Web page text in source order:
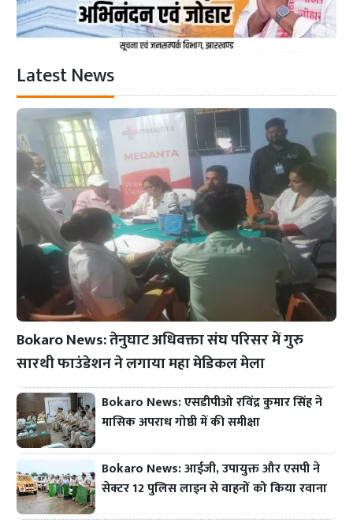
Latest News
Bokaro News: तेनुघाट अधिवक्ता संघ परिसर में गुरु
सारथी फाउंडेशन ने लगाया महा मेडिकल मेला
Bokaro News: एसडीपीओ रविंद्र कुमार सिंह ने
मासिक अपराध गोष्ठी में की समीक्षा
Bokaro News: आईजी, उपायुक्त और एसपी ने
सेक्टर 12 पुलिस लाइन से वाहनों को किया रवाना